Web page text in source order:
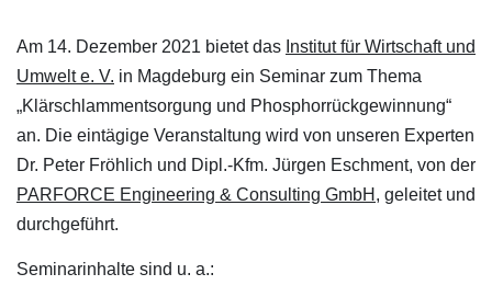
Am 14. Dezember 2021 bietet das Institut für Wirtschaft und
Umwelt e. V. in Magdeburg ein Seminar zum Thema
„Klärschlammentsorgung und Phosphorrückgewinnung“
an. Die eintägige Veranstaltung wird von unseren Experten
Dr. Peter Fröhlich und Dipl.-Kfm. Jürgen Eschment, von der
PARFORCE Engineering & Consulting GmbH , geleitet und
durchgeführt.
Seminarinhalte sind u. a.: